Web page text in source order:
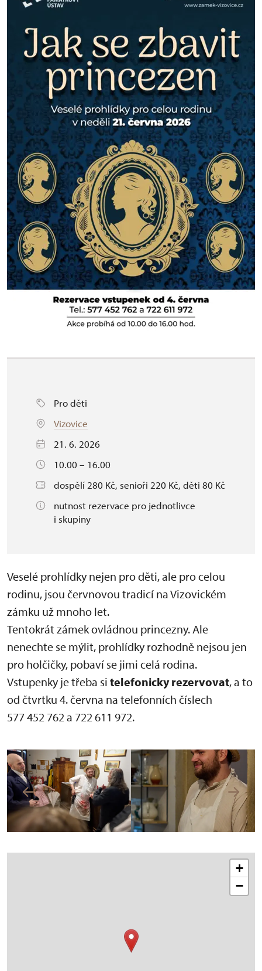
Pro děti
Vizovice
21. 6. 2026
10.00 – 16.00
dospělí 280 Kč, senioři 220 Kč, děti 80 Kč
nutnost rezervace pro jednotlivce
i skupiny
Veselé prohlídky nejen pro děti, ale pro celou
rodinu, jsou červnovou tradicí na Vizovickém
zámku už mnoho let.
Tentokrát zámek ovládnou princezny. Ale
nenechte se mýlit, prohlídky rozhodně nejsou jen
pro holčičky, pobaví se jimi celá rodina.
Vstupenky je třeba si telefonicky rezervovat, a to
od čtvrtku 4. června na telefonních číslech
577 452 762 a 722 611 972.
+
−